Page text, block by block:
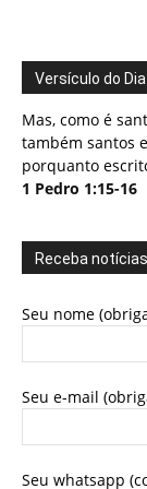
Versículo do Dia
Mas, como é
também santos
porquanto
1 Pedro 1:15-16
Receba
Seu nome
Seu e-mail
Seu whatsapp